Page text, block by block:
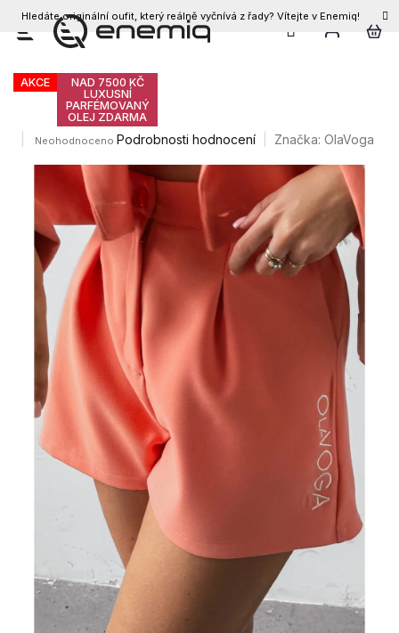
Přejít
Hledáte originální oufit, který reálně vyčnívá z řady? Vítejte v Enemiq!
CZK
Olavoga Tinto kraťasy
AKCE
NAD 7500 KČ
LUXUSNÍ
PARFÉMOVANÝ
OLEJ ZDARMA
Průměrné
produktu
0,0
z
5
hvězdiček.
Neohodnoceno Podrobnosti hodnocení Značka: OlaVoga